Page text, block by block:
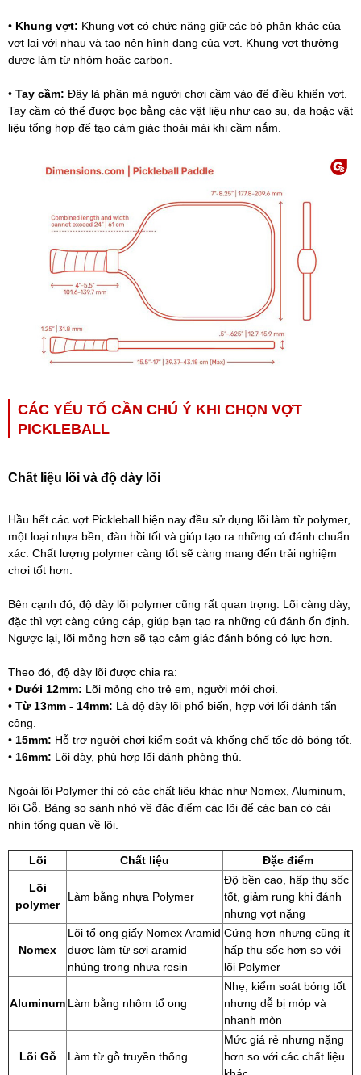
• Khung vợt: Khung vợt có chức năng giữ các bộ phận khác của
vợt lại với nhau và tạo nên hình dạng của vợt. Khung vợt thường
được làm từ nhôm hoặc carbon.
• Tay cầm: Đây là phần mà người chơi cầm vào để điều khiển vợt.
Tay cầm có thể được bọc bằng các vật liệu như cao su, da hoặc vật
liệu tổng hợp để tạo cảm giác thoải mái khi cầm nắm.
CÁC YẾU TỐ CẦN CHÚ Ý KHI CHỌN VỢT
PICKLEBALL
Chất liệu lõi và độ dày lõi
Hầu hết các vợt Pickleball hiện nay đều sử dụng lõi làm từ polymer,
một loại nhựa bền, đàn hồi tốt và giúp tạo ra những cú đánh chuẩn
xác. Chất lượng polymer càng tốt sẽ càng mang đến trải nghiệm
chơi tốt hơn.
Bên cạnh đó, độ dày lõi polymer cũng rất quan trọng. Lõi càng dày,
đặc thì vợt càng cứng cáp, giúp bạn tạo ra những cú đánh ổn định.
Ngược lại, lõi mỏng hơn sẽ tạo cảm giác đánh bóng có lực hơn.
Theo đó, độ dày lõi được chia ra:
• Dưới 12mm: Lõi mỏng cho trẻ em, người mới chơi.
• Từ 13mm - 14mm: Là độ dày lõi phổ biến, hợp với lối đánh tấn
công.
• 15mm: Hỗ trợ người chơi kiểm soát và khống chế tốc độ bóng tốt.
• 16mm: Lõi dày, phù hợp lối đánh phòng thủ.
Ngoài lõi Polymer thì có các chất liệu khác như Nomex, Aluminum,
lõi Gỗ. Bảng so sánh nhỏ về đặc điểm các lõi để các bạn có cái
nhìn tổng quan về lõi.
Lõi Chất liệu Đặc điểm
Lõi
polymer
Làm bằng nhựa Polymer
Độ bền cao, hấp thụ sốc
tốt, giảm rung khi đánh
nhưng vợt nặng
Nomex
Lõi tổ ong giấy Nomex Aramid
được làm từ sợi aramid
nhúng trong nhựa resin
Cứng hơn nhưng cũng ít
hấp thụ sốc hơn so với
lõi Polymer
Aluminum Làm bằng nhôm tổ ong
Nhẹ, kiểm soát bóng tốt
nhưng dễ bị móp và
nhanh mòn
Lõi Gỗ Làm từ gỗ truyền thống
Mức giá rẻ nhưng nặng
hơn so với các chất liệu